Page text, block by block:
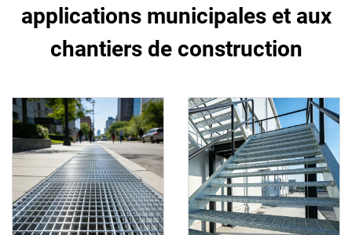
applications municipales et aux
chantiers de construction